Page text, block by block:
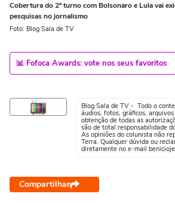
Cobertura do 2º turno com Bolsonaro e Lula vai
pesquisas no jornalismo
Foto: Blog Sala de TV
📊 Fofoca Awards: vote nos seus favoritos
Blog Sala de TV - Todo o
áudios, fotos, gráficos,
obtenção de todas as
são de total responsabilidade
As opiniões do colunista não
Terra. Qualquer dúvida ou
diretamente no e-mail
Compartilhar